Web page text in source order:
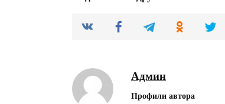
Админ
Профили автора